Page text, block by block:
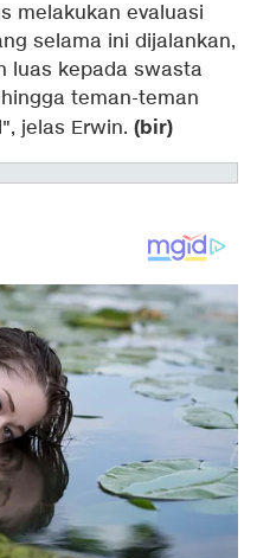
melakukan evaluasi
selama ini dijalankan,
luas kepada swasta
teman-teman
jelas Erwin. (bir)